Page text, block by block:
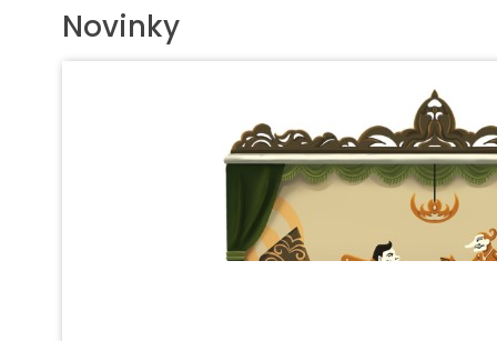
Novinky